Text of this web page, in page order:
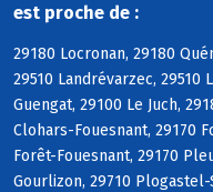
est proche de :
29180 Locronan, 29180
29510 Landrévarzec, 29510
Guengat, 29100 Le Juch,
Clohars-Fouesnant, 29170
Forêt-Fouesnant, 29170
Gourlizon, 29710 Plogastel-